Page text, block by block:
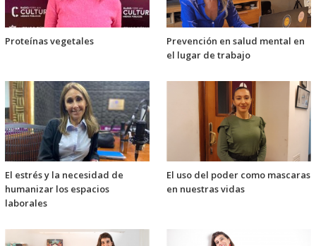
Proteínas vegetales
Prevención en salud mental en
el lugar de trabajo
El estrés y la necesidad de
humanizar los espacios
laborales
El uso del poder como mascaras
en nuestras vidas